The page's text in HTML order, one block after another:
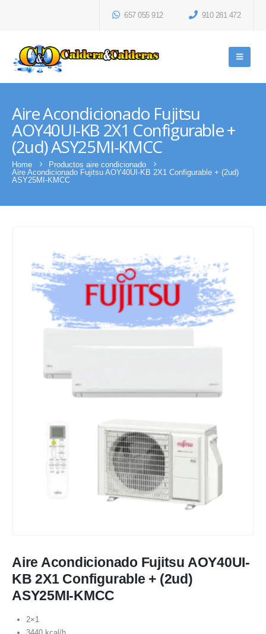
657 055 912 910 281 472
Aire Acondicionado Fujitsu
AOY40UI-KB 2X1 Configurable +
(2ud) ASY25MI-KMCC
Home
Productos aire condicionado
Aire Acondicionado Fujitsu AOY40UI-KB 2X1 Configurable + (2ud)
ASY25MI-KMCC
Aire Acondicionado Fujitsu AOY40UI-
KB 2X1 Configurable + (2ud)
ASY25MI-KMCC
2×1